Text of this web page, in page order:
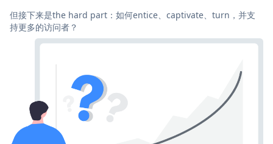
但接下来是the hard part：如何entice、captivate、turn，并支
持更多的访问者？